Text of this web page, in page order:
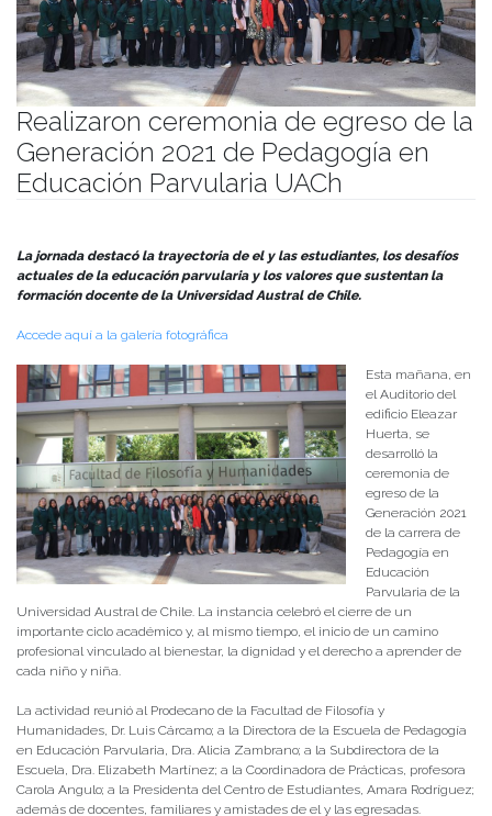
Realizaron ceremonia de egreso de la
Generación 2021 de Pedagogía en
Educación Parvularia UACh
La jornada destacó la trayectoria de el y las estudiantes, los desafíos
actuales de la educación parvularia y los valores que sustentan la
formación docente de la Universidad Austral de Chile.
Accede aquí a la galería fotográfica
Esta mañana, en
el Auditorio del
edificio Eleazar
Huerta, se
desarrolló la
ceremonia de
egreso de la
Generación 2021
de la carrera de
Pedagogía en
Educación
Parvularia de la
Universidad Austral de Chile. La instancia celebró el cierre de un
importante ciclo académico y, al mismo tiempo, el inicio de un camino
profesional vinculado al bienestar, la dignidad y el derecho a aprender de
cada niño y niña.
La actividad reunió al Prodecano de la Facultad de Filosofía y
Humanidades, Dr. Luis Cárcamo; a la Directora de la Escuela de Pedagogía
en Educación Parvularia, Dra. Alicia Zambrano; a la Subdirectora de la
Escuela, Dra. Elizabeth Martínez; a la Coordinadora de Prácticas, profesora
Carola Angulo; a la Presidenta del Centro de Estudiantes, Amara Rodríguez;
además de docentes, familiares y amistades de el y las egresadas.